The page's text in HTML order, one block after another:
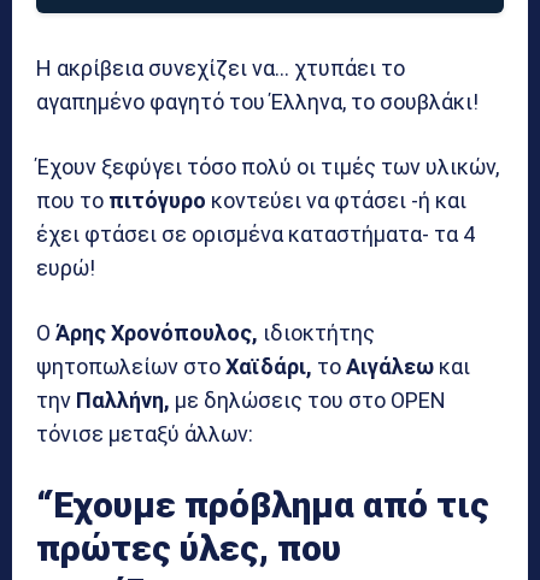
Η ακρίβεια συνεχίζει να… χτυπάει το
αγαπημένο φαγητό του Έλληνα, το σουβλάκι!
Έχουν ξεφύγει τόσο πολύ οι τιμές των υλικών,
που το πιτόγυρο κοντεύει να φτάσει -ή και
έχει φτάσει σε ορισμένα καταστήματα- τα 4
ευρώ!
Ο Άρης Χρονόπουλος, ιδιοκτήτης
ψητοπωλείων στοΧαϊδάρι, τοΑιγάλεω και
την Παλλήνη, με δηλώσεις του στο OPEN
τόνισε μεταξύ άλλων:
“Έχουμε πρόβλημα από τις
πρώτες ύλες, που